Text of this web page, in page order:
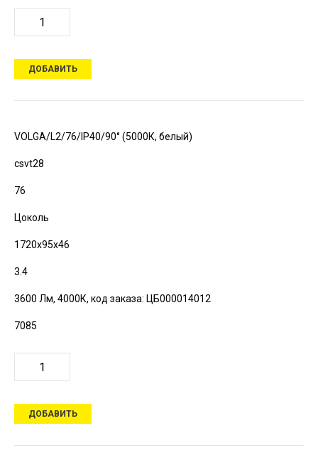
ДОБАВИТЬ
VOLGA/L2/76/IP40/90° (5000К, белый)
csvt28
76
Цоколь
1720х95х46
3.4
3600 Лм, 4000К, код заказа: ЦБ000014012
7085
ДОБАВИТЬ